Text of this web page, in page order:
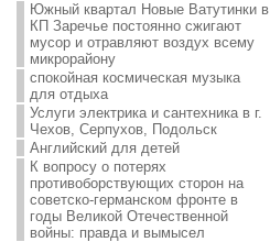
Южный квартал Новые Ватутинки в
КП Заречье постоянно сжигают
мусор и отравляют воздух всему
микрорайону
спокойная космическая музыка
для отдыха
Услуги электрика и сантехника в г.
Чехов, Серпухов, Подольск
Английский для детей
К вопросу о потерях
противоборствующих сторон на
советско-германском фронте в
годы Великой Отечественной
войны: правда и вымысел